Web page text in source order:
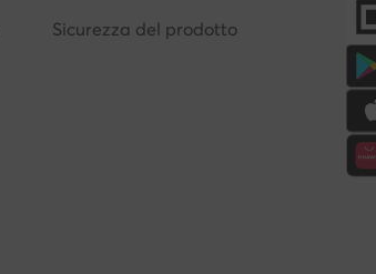
Sicurezza del prodotto